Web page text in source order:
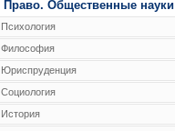
Право. Общественные науки
Психология
Философия
Юриспруденция
Социология
История